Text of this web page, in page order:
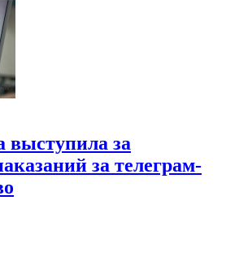
выступила за
за телеграм-